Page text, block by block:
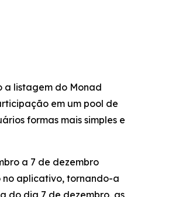
a listagem do Monad
em um pool de
formas mais simples e
a 7 de dezembro
no aplicativo, tornando-a
do dia 7 de dezembro, as